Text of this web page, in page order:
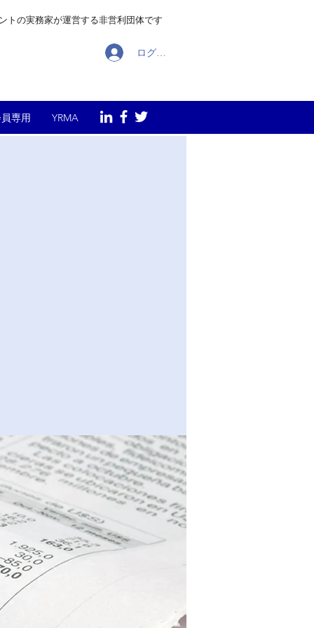
トの実務家が運営する非営利団体です
ログイン
専用 YRMA